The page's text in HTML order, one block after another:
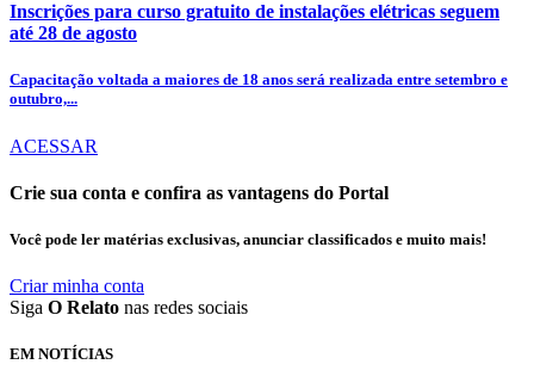
Inscrições para curso gratuito de instalações elétricas seguem
até 28 de agosto
Capacitação voltada a maiores de 18 anos será realizada entre setembro e
outubro,...
ACESSAR
Crie sua conta e confira as vantagens do Portal
Você pode ler matérias exclusivas, anunciar classificados e muito mais!
Criar minha conta
Siga O Relato nas redes sociais
EM NOTÍCIAS